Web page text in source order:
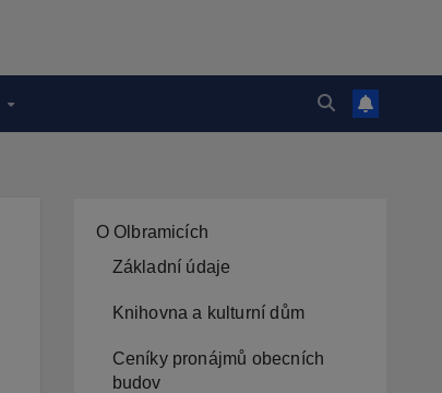
O Olbramicích
Základní údaje
Knihovna a kulturní dům
Ceníky pronájmů obecních
budov